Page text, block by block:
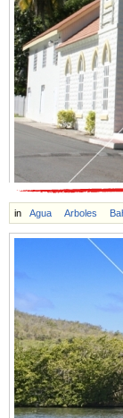
in Agua Arboles